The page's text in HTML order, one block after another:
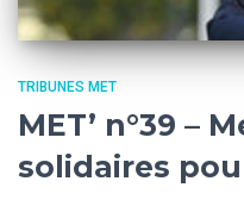
TRIBUNES MET
MET’ n°39 –
solidaires